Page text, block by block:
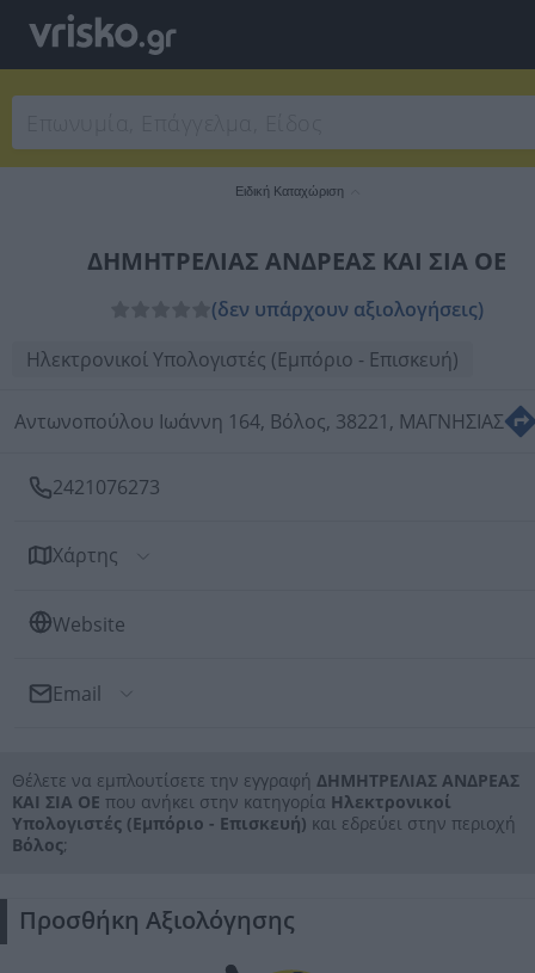
Ειδική Καταχώριση
ΔΗΜΗΤΡΕΛΙΑΣ ΑΝΔΡΕΑΣ ΚΑΙ ΣΙΑ ΟΕ
(δεν υπάρχουν αξιολογήσεις)
Ηλεκτρονικοί Υπολογιστές (Εμπόριο - Επισκευή)
Αντωνοπούλου Ιωάννη 164, Βόλος, 38221, ΜΑΓΝΗΣΙΑΣ
2421076273
Χάρτης
Website
Email
Προς: ΔΗΜΗΤΡΕΛΙΑΣ ΑΝΔΡΕΑΣ ΚΑΙ ΣΙΑ ΟΕ
Θέλετε να εμπλουτίσετε την εγγραφή ΔΗΜΗΤΡΕΛΙΑΣ ΑΝΔΡΕΑΣ
ΚΑΙ ΣΙΑ ΟΕ που ανήκει στην κατηγορία Ηλεκτρονικοί
Υπολογιστές (Εμπόριο - Επισκευή) και εδρεύει στην περιοχή
Βόλος;
Προσθήκη Αξιολόγησης